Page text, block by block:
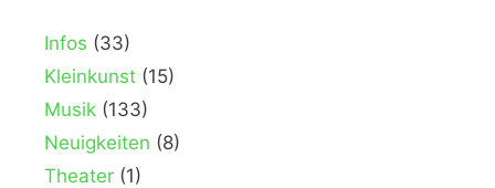
Infos (33)
Kleinkunst (15)
Musik (133)
Neuigkeiten (8)
Theater (1)